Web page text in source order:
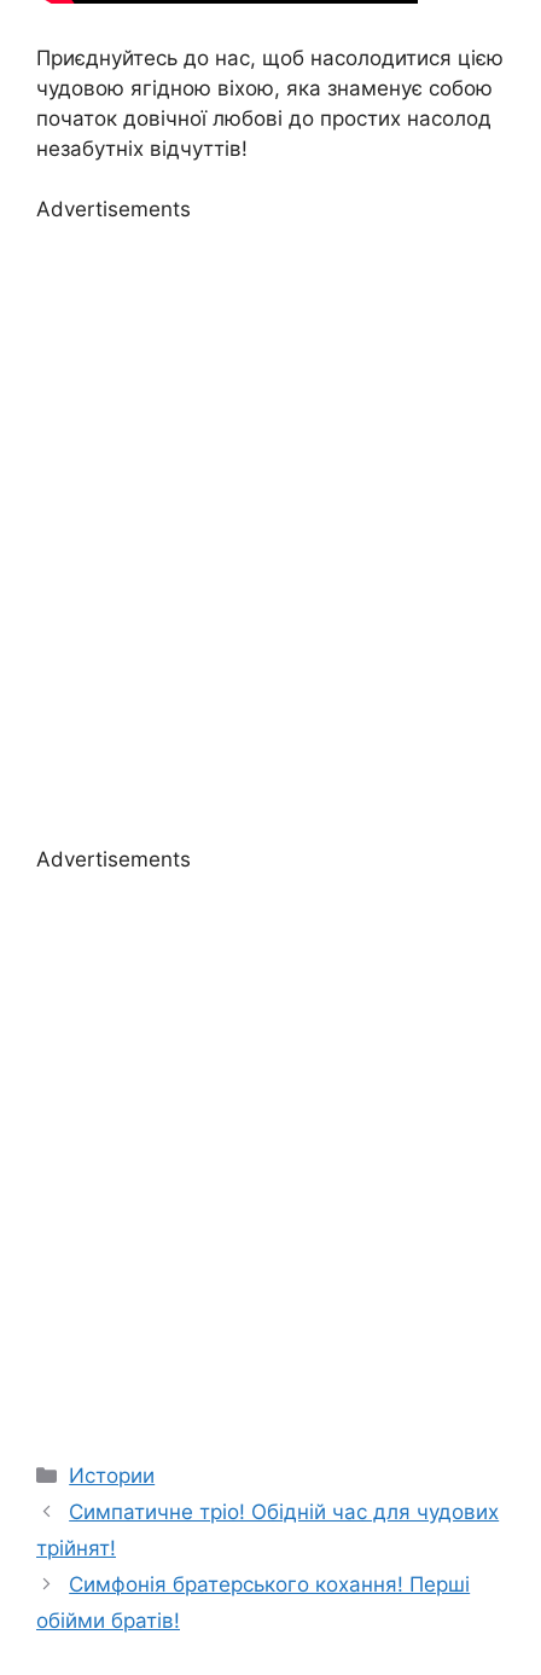
Приєднуйтесь до нас, щоб насолодитися цією
чудовою ягідною віхою, яка знаменує собою
початок довічної любові до простих насолод
незабутніх відчуттів!
Advertisements
Advertisements
Categories
Истории
Симпатичне тріо! Обідній час для чудових
трійнят!
Симфонія братерського кохання! Перші
обійми братів!